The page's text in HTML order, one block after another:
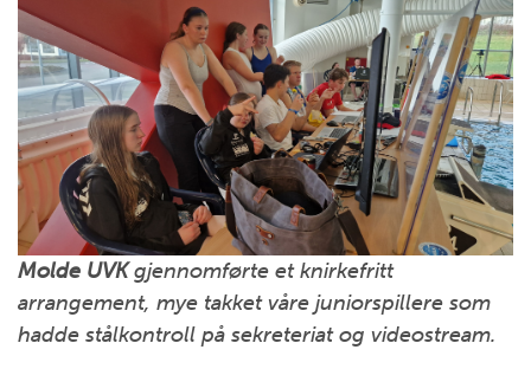
Molde UVKgjennomførte et knirkefritt
arrangement, mye takket våre juniorspillere som
hadde stålkontroll på sekreteriat og videostream.